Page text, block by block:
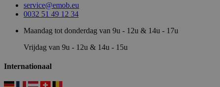
service@emob.eu
0032 51 49 12 34
Maandag tot donderdag van 9u - 12u & 14u - 17u
Vrijdag van 9u - 12u & 14u - 15u
Internationaal